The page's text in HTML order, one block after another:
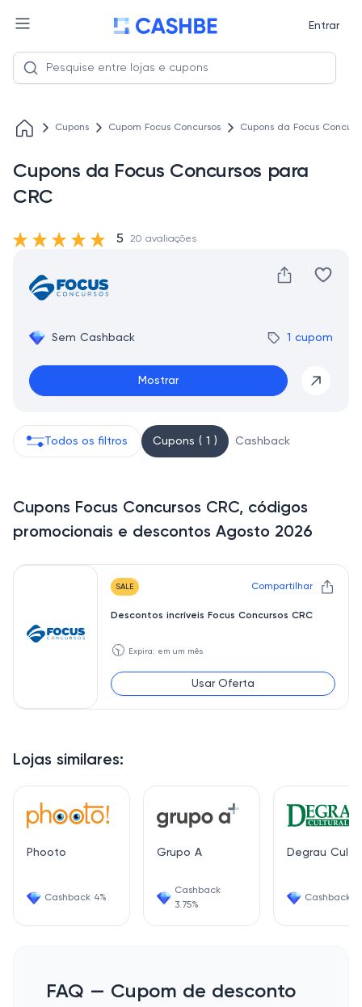
Entrar
Cupons Cupom Focus Concursos Cupons da Focus
Cupons da Focus Concursos para
CRC
Sem Cashback 1 cupom
Mostrar
5 20 avaliações
Lojas similares:
Phooto
Cashback 4%
Grupo A
Cashback
3.75%
Degrau
Cashback
Todos os filtros Cupons ( 1 ) Cashback
Cupons Focus Concursos CRC, códigos
promocionais e descontos Agosto 2026
SALE Compartilhar
Descontos incríveis Focus Concursos CRC
🕥 Expira: em um mês
Usar Oferta
FAQ — Cupom de desconto